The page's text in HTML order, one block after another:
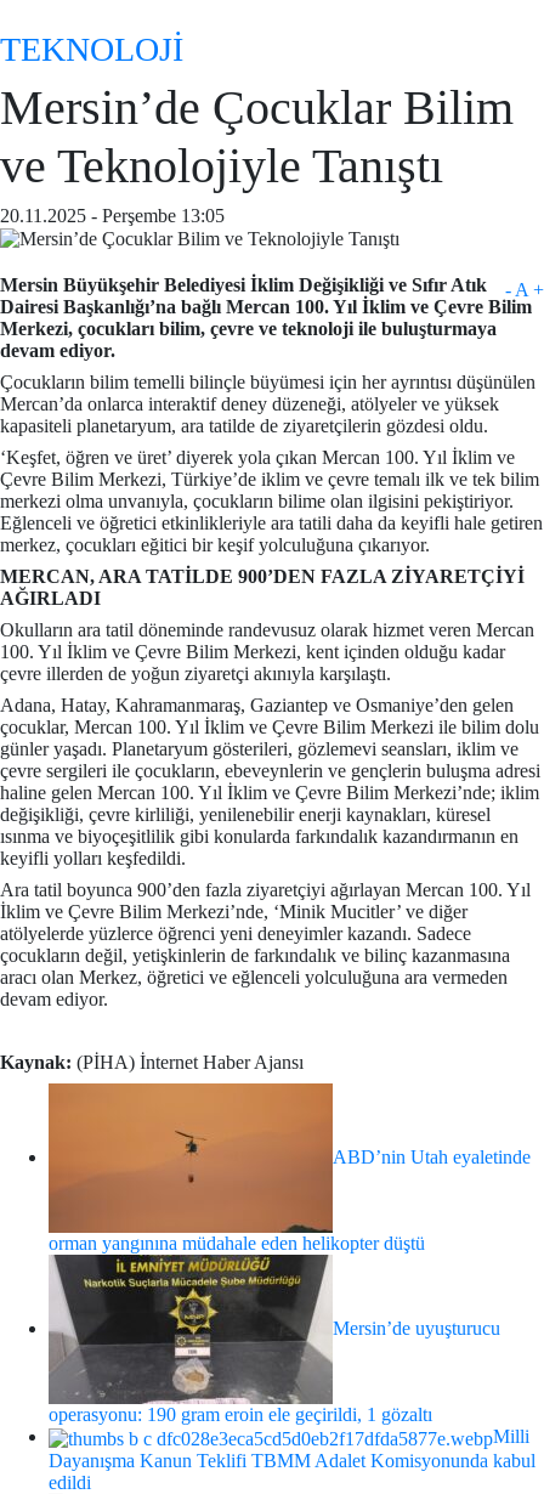
TEKNOLOJİ
Mersin’de Çocuklar Bilim
ve Teknolojiyle Tanıştı
20.11.2025 - Perşembe 13:05
- A +
Mersin Büyükşehir Belediyesi İklim Değişikliği ve Sıfır Atık
Dairesi Başkanlığı’na bağlı Mercan 100. Yıl İklim ve Çevre Bilim
Merkezi, çocukları bilim, çevre ve teknoloji ile buluşturmaya
devam ediyor.
Çocukların bilim temelli bilinçle büyümesi için her ayrıntısı düşünülen
Mercan’da onlarca interaktif deney düzeneği, atölyeler ve yüksek
kapasiteli planetaryum, ara tatilde de ziyaretçilerin gözdesi oldu.
‘Keşfet, öğren ve üret’ diyerek yola çıkan Mercan 100. Yıl İklim ve
Çevre Bilim Merkezi, Türkiye’de iklim ve çevre temalı ilk ve tek bilim
merkezi olma unvanıyla, çocukların bilime olan ilgisini pekiştiriyor.
Eğlenceli ve öğretici etkinlikleriyle ara tatili daha da keyifli hale getiren
merkez, çocukları eğitici bir keşif yolculuğuna çıkarıyor.
MERCAN, ARA TATİLDE 900’DEN FAZLA ZİYARETÇİYİ
AĞIRLADI
Okulların ara tatil döneminde randevusuz olarak hizmet veren Mercan
100. Yıl İklim ve Çevre Bilim Merkezi, kent içinden olduğu kadar
çevre illerden de yoğun ziyaretçi akınıyla karşılaştı.
Adana, Hatay, Kahramanmaraş, Gaziantep ve Osmaniye’den gelen
çocuklar, Mercan 100. Yıl İklim ve Çevre Bilim Merkezi ile bilim dolu
günler yaşadı. Planetaryum gösterileri, gözlemevi seansları, iklim ve
çevre sergileri ile çocukların, ebeveynlerin ve gençlerin buluşma adresi
haline gelen Mercan 100. Yıl İklim ve Çevre Bilim Merkezi’nde; iklim
değişikliği, çevre kirliliği, yenilenebilir enerji kaynakları, küresel
ısınma ve biyoçeşitlilik gibi konularda farkındalık kazandırmanın en
keyifli yolları keşfedildi.
Ara tatil boyunca 900’den fazla ziyaretçiyi ağırlayan Mercan 100. Yıl
İklim ve Çevre Bilim Merkezi’nde, ‘Minik Mucitler’ ve diğer
atölyelerde yüzlerce öğrenci yeni deneyimler kazandı. Sadece
çocukların değil, yetişkinlerin de farkındalık ve bilinç kazanmasına
aracı olan Merkez, öğretici ve eğlenceli yolculuğuna ara vermeden
devam ediyor.
Kaynak: (PİHA) İnternet Haber Ajansı
ABD’nin Utah eyaletinde
orman yangınına müdahale eden helikopter düştü
Mersin’de uyuşturucu
operasyonu: 190 gram eroin ele geçirildi, 1 gözaltı
Milli
Dayanışma Kanun Teklifi TBMM Adalet Komisyonunda kabul
edildi